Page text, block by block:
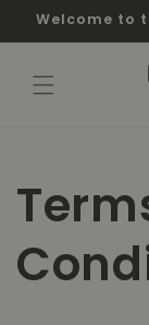
Skip to
Welcome to